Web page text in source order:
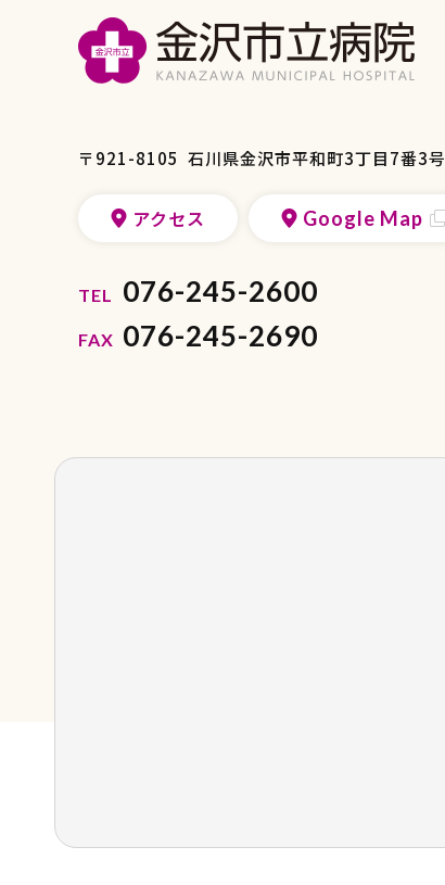
〒921-8105 石川県金沢市平和町3丁目7番3号
アクセス Google Map
TEL 076-245-2600
FAX 076-245-2690